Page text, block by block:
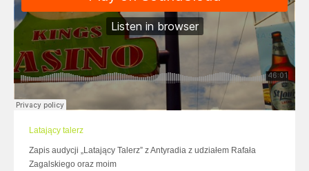
Latający talerz
Zapis audycji „Latający Talerz” z Antyradia z udziałem Rafała
Zagalskiego oraz moim